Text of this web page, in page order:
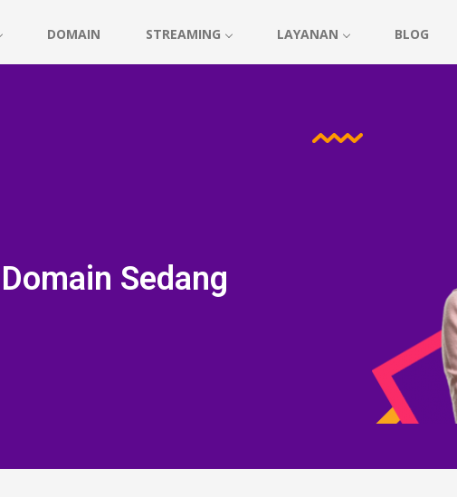
DOMAIN STREAMING LAYANAN BLOG
Sedang